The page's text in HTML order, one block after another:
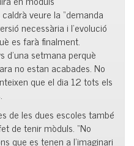
veure la “demanda
necessària i l’evolució
es farà finalment.
d’una setmana perquè
no estan acabades. No
que el dia 12 tots els
de les dues escoles també
de tenir mòduls. “No
que es tenen a l’imaginari